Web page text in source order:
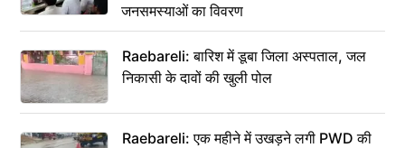
जनसमस्याओं का विवरण
Raebareli: बारिश में डूबा जिला अस्पताल, जल
निकासी के दावों की खुली पोल
Raebareli: एक महीने में उखड़ने लगी PWD की